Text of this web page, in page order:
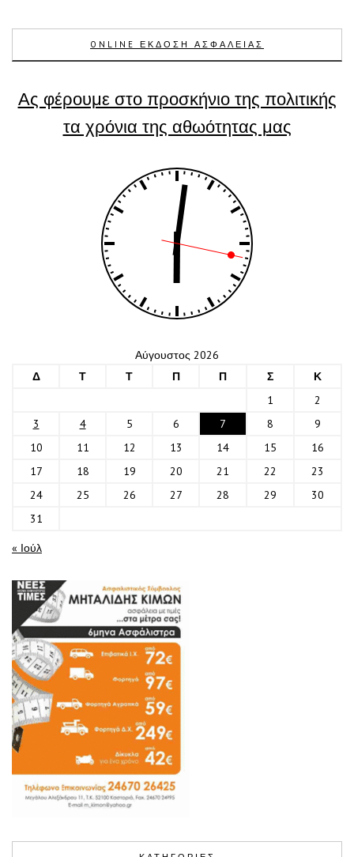
ONLINE ΕΚΔΟΣΗ ΑΣΦΑΛΕΙΑΣ
Ας φέρουμε στο προσκήνιο της πολιτικής
τα χρόνια της αθωότητας μας
Αύγουστος 2026
Δ
Τ Τ Π Π Σ
Κ
1
2
3
4 5 6 7 8
9
10
11 12 13 14 15
16
17
18 19 20 21 22
23
24
25 26 27 28 29
30
31
« Ιούλ